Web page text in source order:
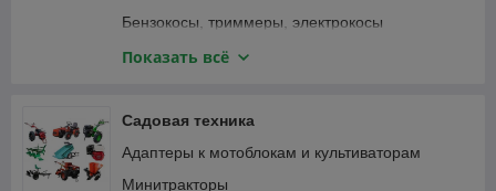
Масла и смазки
Принадлежности для садового инструмента
Принадлежности для строительного
инструмента
Принадлежности для строительной техники и
оборудования
Бензокосы, триммеры, электрокосы
Бензопилы, цепные электропилы
Газонокосилки
Дровоколы
Зернодробилки, измельчители кормов
Показать всё
Садовая техника
Адаптеры к мотоблокам и культиваторам
Минитракторы